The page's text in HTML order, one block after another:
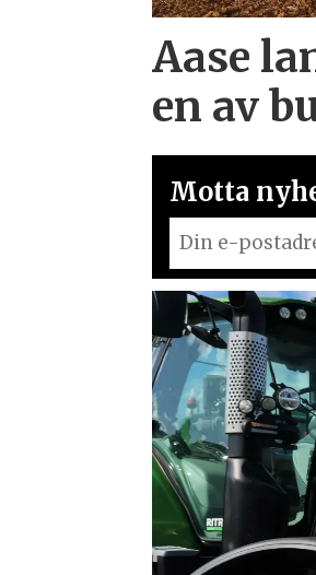
Aase
en av
Motta